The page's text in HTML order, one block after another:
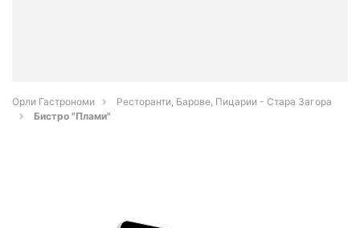
Орли Гастрономи
Ресторанти, Барове, Пицарии - Стара Загора
Бистро "Плами"